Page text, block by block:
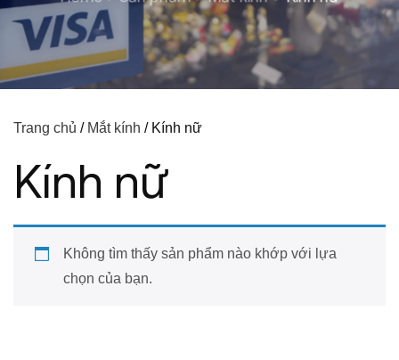
Trang chủ / Mắt kính / Kính nữ
Kính nữ
Không tìm thấy sản phẩm nào khớp với lựa
chọn của bạn.